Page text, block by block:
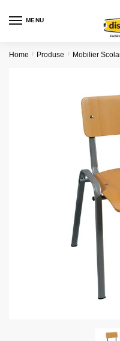
MENU
Home / Produse / Mobilier